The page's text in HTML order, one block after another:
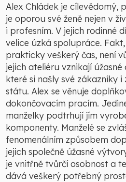
Alex Chládek je cílevědomý,
je oporou své ženě nejen v
i profesním. V jejich rodinné
velice úzká spolupráce.
prakticky veškerý čas, není
jejich ateliéru vznikají úžasné
které si našly své zákazníky i
státu. Alex se věnuje
dokončovacím pracím.
manželky podtrhují jím
komponenty. Manželé se
fenomenálním způsobem
jejich společně úžasné
je vnitřně tvůrčí osobnost a
dává veškerý potřebný